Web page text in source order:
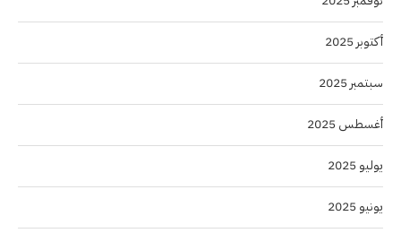
أكتوبر 2025
سبتمبر 2025
أغسطس 2025
يوليو 2025
يونيو 2025